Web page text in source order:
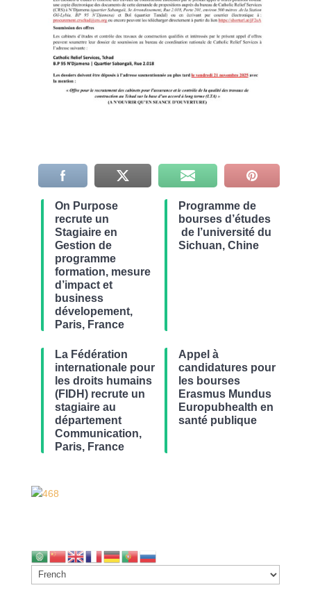
On Purpose
recrute un
Stagiaire en
Gestion de
programme
formation, mesure
d’impact et
business
dévelopement,
Paris, France
Programme de
bourses d’études
de l’université du
Sichuan, Chine
La Fédération
internationale pour
les droits humains
(FIDH) recrute un
stagiaire au
département
Communication,
Paris, France
Appel à
candidatures pour
les bourses
Erasmus Mundus
Europubhealth en
santé publique